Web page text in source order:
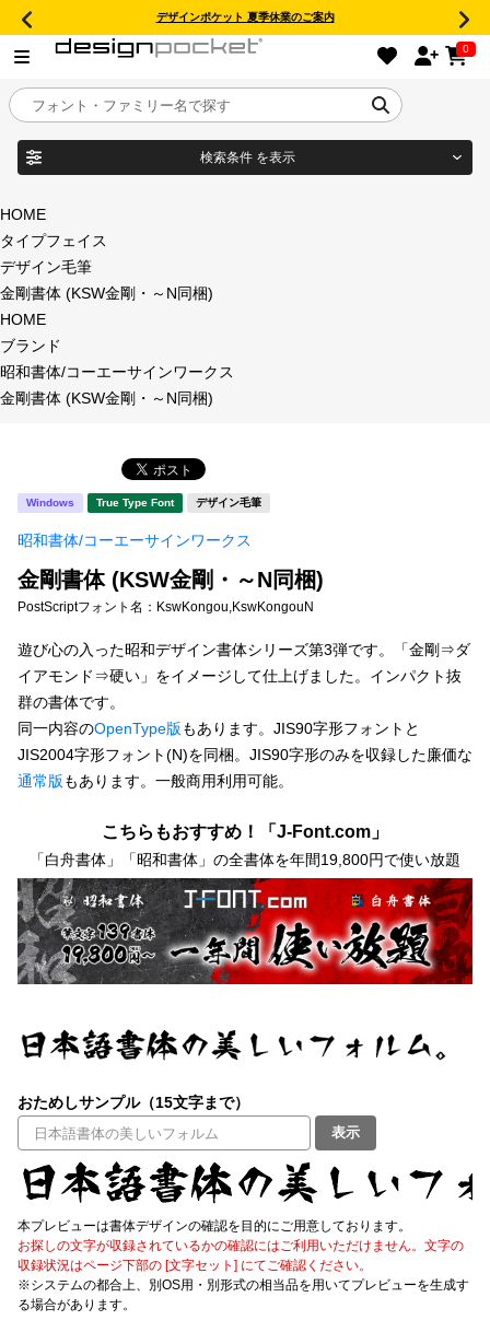
デザインポケット 夏季休業のご案内
0
目的別フォントガイド
特集
おすすめ
年間ライセンス商品
新着一覧
カート
マイページ
お気に入り
ご利用ガイド
よくあるご質問
お問い合わせ
検索条件 を表示
商品名
フォント形式
タイプフェイス
明朝体
宋朝体
教科書体 行書体
草書体 勘亭流
江戸文字 デザイン毛筆
すべてを表示
太さ・ウェイト
セット or 単体
文字種類
価格帯
〜
リセット 検索
HOME
タイプフェイス
デザイン毛筆
金剛書体 (KSW金剛・～N同梱)
HOME
ブランド
昭和書体/コーエーサインワークス
金剛書体 (KSW金剛・～N同梱)
Windows True Type Font デザイン毛筆
昭和書体/コーエーサインワークス
金剛書体 (KSW金剛・～N同梱)
PostScriptフォント名： KswKongou,KswKongouN
遊び心の入った昭和デザイン書体シリーズ第3弾です。「金剛⇒ダ
イアモンド⇒硬い」をイメージして仕上げました。インパクト抜
群の書体です。
同一内容のOpenType版もあります。JIS90字形フォントと
JIS2004字形フォント(N)を同梱。JIS90字形のみを収録した廉価な
通常版もあります。一般商用利用可能。
こちらもおすすめ！「J-Font.com」
「白舟書体」「昭和書体」の全書体を年間19,800円で使い放題
おためしサンプル（15文字まで）
表示
本プレビューは書体デザインの確認を目的にご用意しております。
お探しの文字が収録されているかの確認にはご利用いただけません。文字の
収録状況はページ下部の [文字セット] にてご確認ください。
※システムの都合上、別OS用・別形式の相当品を用いてプレビューを生成す
る場合があります。